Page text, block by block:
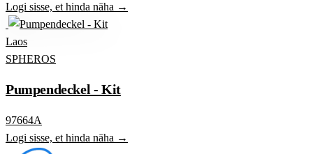
Logi sisse, et hinda näha →
Laos
SPHEROS
Pumpendeckel - Kit
97664A
Logi sisse, et hinda näha →